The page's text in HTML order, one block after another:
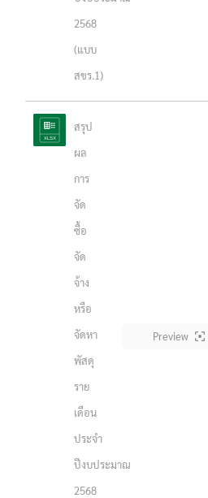
2568
(แบบ
สขร.1)
สรุป
ผล
การ
จัด
ซื้อ
จัด
จ้าง
หรือ
จัดหา
พัสดุ
ราย
เดือน
ประจำ
ปีงบประมาณ
2568
Preview